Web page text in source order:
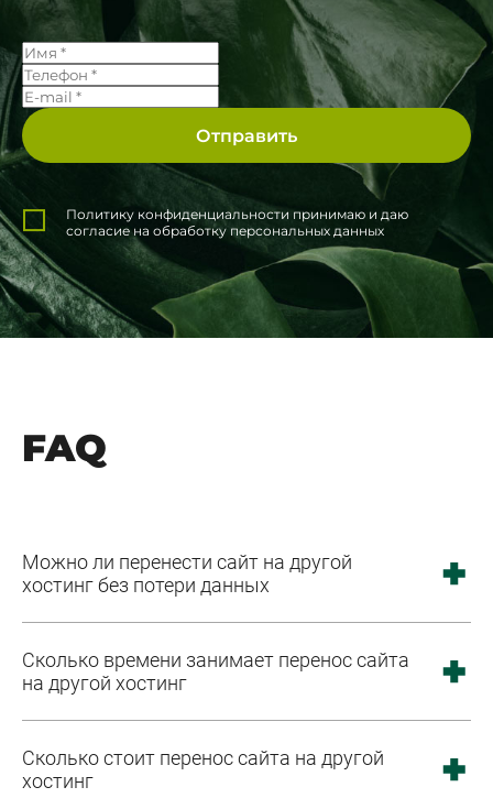
Политику конфиденциальности принимаю и даю
согласие на обработку персональных данных
FAQ
Можно ли перенести сайт на другой
хостинг без потери данных
Сколько времени занимает перенос сайта
на другой хостинг
Сколько стоит перенос сайта на другой
хостинг